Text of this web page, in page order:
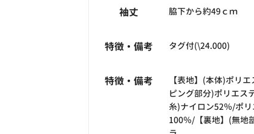
袖丈 脇下から約49ｃｍ
特徴・備考 タグ付(\24.000)
特徴・備考
【表地】(本体)ポリ
ピング部分)ポリエス
糸)ナイロン52％/ポ
100％/【裏地】(無地